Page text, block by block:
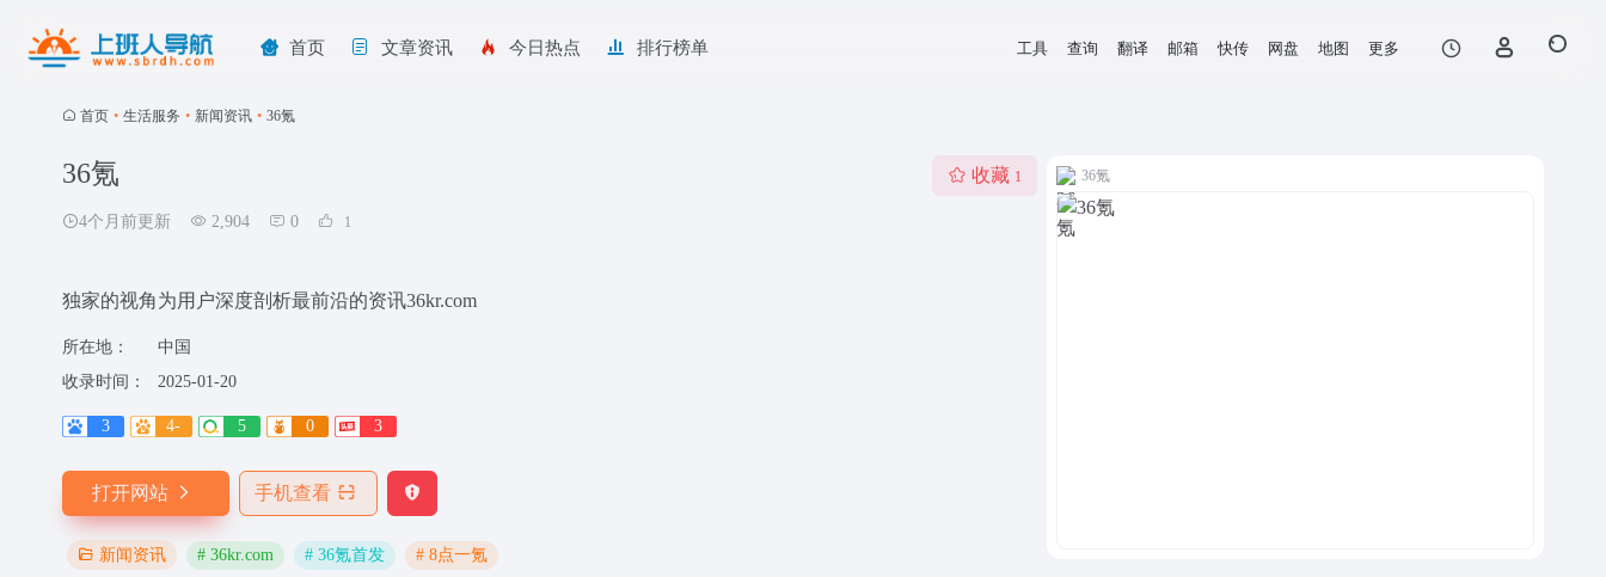
首页 文章资讯 今日热点 排行榜单 工具 查询 翻译 邮箱 快传 网盘 地图 更多
首页 • 生活服务 • 新闻资讯 • 36氪
36氪
4个月前更新 2,904 0 1
收藏 1
独家的视角为用户深度剖析最前沿的资讯36kr.com
所在地：
中国
收录时间：
2025-01-20
3 4- 5 0 3
打开网站 手机查看
新闻资讯 # 36kr.com # 36氪首发 # 8点一氪
36氪